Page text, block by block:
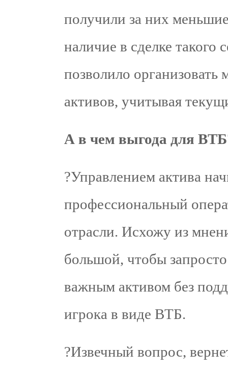
получили за них
наличие в сделке такого
позволило
активов, учитывая
А в чем выгода для
?Управлением актива
профессиональный
отрасли. Исхожу из
большой, чтобы
важным активом без
игрока в виде ВТБ.
?Извечный вопрос,